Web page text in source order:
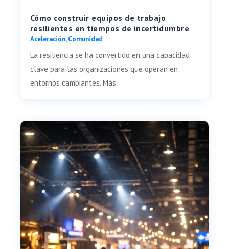
Cómo construir equipos de trabajo
resilientes en tiempos de incertidumbre
Aceleración,Comunidad
La resiliencia se ha convertido en una capacidad
clave para las organizaciones que operan en
entornos cambiantes. Más...